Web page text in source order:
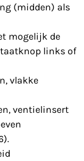
(midden) als
mogelijk de
links of
vlakke
ventielinsert